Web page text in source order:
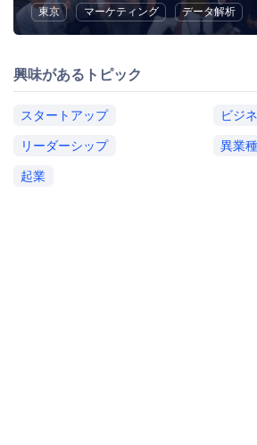
東京
マーケティング データ解析
興味があるトピック
スタートアップ
ビジ
リーダーシップ
異業
起業